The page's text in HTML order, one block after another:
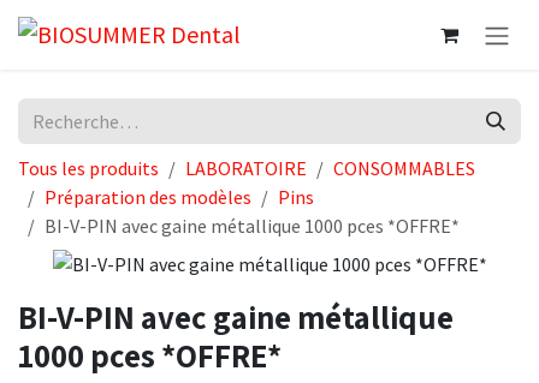
Se rendre au contenu
Tous les produits LABORATOIRE
CONSOMMABLES
Préparation des modèles
Pins
BI-V-PIN avec gaine métallique 1000 pces *OFFRE*
BI-V-PIN avec gaine métallique
1000 pces *OFFRE*